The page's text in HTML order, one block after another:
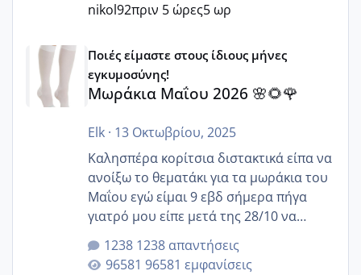
nikol92πριν 5 ώρες5 ωρ
Μωράκια Μαΐου 2026 🌸🌻🌹
Ποιές είμαστε στους ίδιους μήνες
εγκυμοσύνης!
Μωράκια Μαΐου 2026 🌸🌻🌹
Elk· 13 Οκτωβρίου, 2025
Καλησπέρα κορίτσια διστακτικά είπα να
ανοίξω το θεματάκι για τα μωράκια του
Μαΐου εγώ είμαι 9 εβδ σήμερα πήγα
γιατρό μου είπε μετά της 28/10 να
κλείσω ραντεβού για την αυχενική είναι
καμιά άλλη κοπέλα να γεννάει Μάιο ;;
1238 απαντήσεις
96581 εμφανίσεις